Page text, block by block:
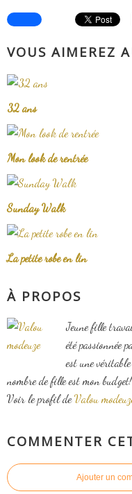
VOUS AIMEREZ
32 ans
Mon look de rentrée
Sunday Walk
La petite robe en lin
À PROPOS
Jeune fille
été passionnée
est une
nombre de fille est mon budget!
Voir le profil deValou
COMMENTER
Ajouter un